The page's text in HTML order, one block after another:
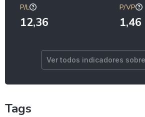
P/L
12,36
P/VP
1,46
Ver todos indicadores
Tags